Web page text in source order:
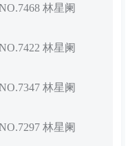
林星阑
林星阑
林星阑
林星阑